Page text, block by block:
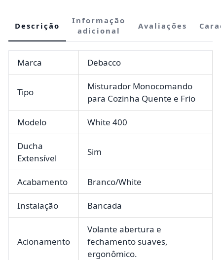
Descrição
Informação
adicional
Avaliações
Marca Debacco
Tipo
Misturador Monocomando
para Cozinha Quente e Frio
Modelo White 400
Ducha
Extensível
Sim
Acabamento Branco/White
Instalação Bancada
Acionamento
Volante abertura e
fechamento suaves,
ergonômico.